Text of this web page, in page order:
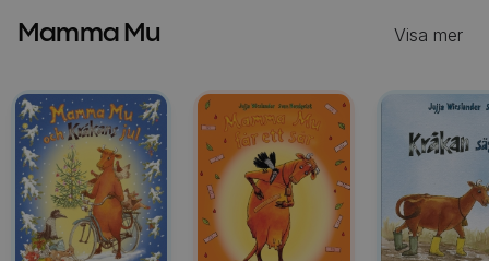
Mamma Mu Visa mer